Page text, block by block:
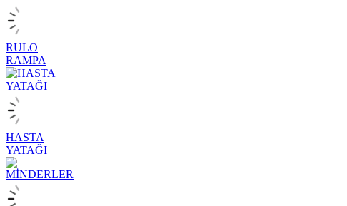
RULO
RAMPA
HASTA
YATAĞI